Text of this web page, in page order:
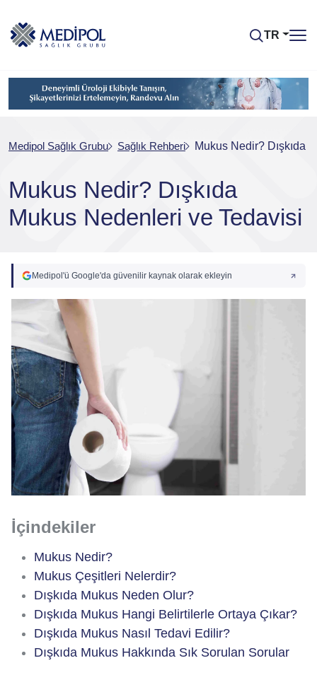
TR
Medipol Sağlık Grubu Sağlık Rehberi Mukus Nedir? Dışkıda
Mukus Nedir? Dışkıda
Mukus Nedenleri ve Tedavisi
Medipol'ü Google'da güvenilir kaynak olarak ekleyin
İçindekiler
Mukus Nedir?
Mukus Çeşitleri Nelerdir?
Dışkıda Mukus Neden Olur?
Dışkıda Mukus Hangi Belirtilerle Ortaya Çıkar?
Dışkıda Mukus Nasıl Tedavi Edilir?
Dışkıda Mukus Hakkında Sık Sorulan Sorular